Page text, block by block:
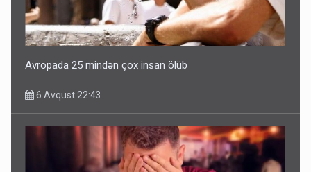
Avropada 25 mindən çox insan ölüb
6 Avqust 22:43